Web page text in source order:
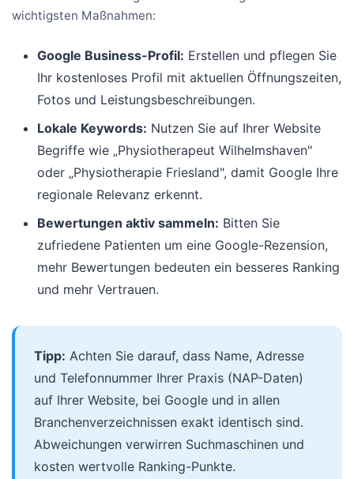
wichtigsten Maßnahmen:
Google Business-Profil: Erstellen und pflegen Sie
Ihr kostenloses Profil mit aktuellen Öffnungszeiten,
Fotos und Leistungsbeschreibungen.
Lokale Keywords: Nutzen Sie auf Ihrer Website
Begriffe wie „Physiotherapeut Wilhelmshaven"
oder „Physiotherapie Friesland", damit Google Ihre
regionale Relevanz erkennt.
Bewertungen aktiv sammeln: Bitten Sie
zufriedene Patienten um eine Google-Rezension,
mehr Bewertungen bedeuten ein besseres Ranking
und mehr Vertrauen.
Tipp: Achten Sie darauf, dass Name, Adresse
und Telefonnummer Ihrer Praxis (NAP-Daten)
auf Ihrer Website, bei Google und in allen
Branchenverzeichnissen exakt identisch sind.
Abweichungen verwirren Suchmaschinen und
kosten wertvolle Ranking-Punkte.